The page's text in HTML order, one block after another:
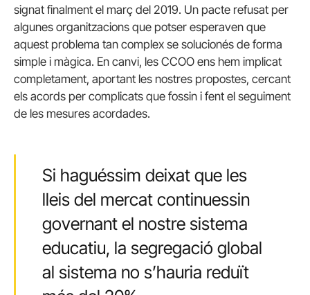
signat finalment el març del 2019. Un pacte refusat per
algunes organitzacions que potser esperaven que
aquest problema tan complex se solucionés de forma
simple i màgica. En canvi, les CCOO ens hem implicat
completament, aportant les nostres propostes, cercant
els acords per complicats que fossin i fent el seguiment
de les mesures acordades.
Si haguéssim deixat que les
lleis del mercat continuessin
governant el nostre sistema
educatiu, la segregació global
al sistema no s’hauria reduït